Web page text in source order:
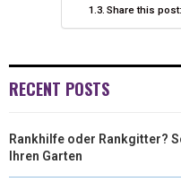
Share this post:
RECENT POSTS
Rankhilfe oder Rankgitter?
Ihren Garten